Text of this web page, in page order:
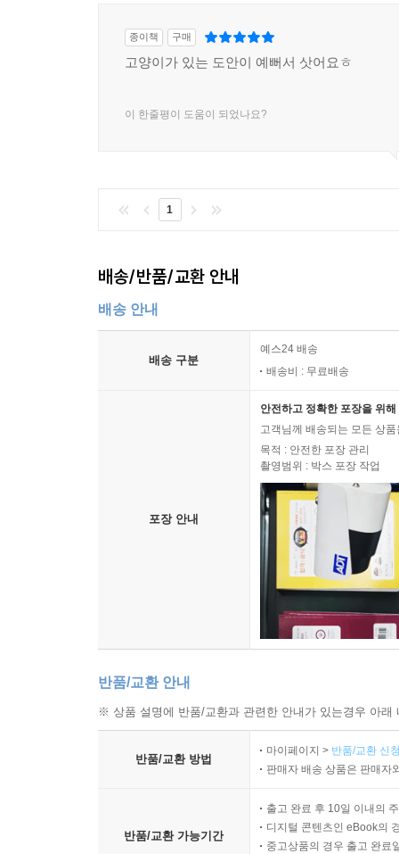
종이책 구매
고양이가 있는 도안이 예뻐서 삿어요ㅎ
이 한줄평이 도움이 되었나요?
1
배송/반품/교환 안내
배송 안내
배송 구분
예스24 배송
배송비 : 무료배송
포장 안내
안전하고 정확한 포장을 위
고객님께 배송되는 모든 상
목적 : 안전한 포장 관리
촬영범위 : 박스 포장 작업
반품/교환 안내
※ 상품 설명에 반품/교환과 관련한 안내가 있는경우 아
반품/교환 방법
마이페이지 > 반품/교환 신
판매자 배송 상품은 판매자
반품/교환 가능기간
출고 완료 후 10일 이내의
디지털 콘텐츠인 eBook의
중고상품의 경우 출고 완료